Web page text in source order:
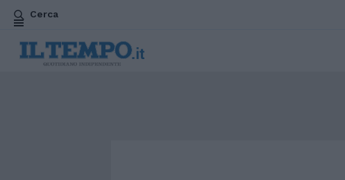
Cerca